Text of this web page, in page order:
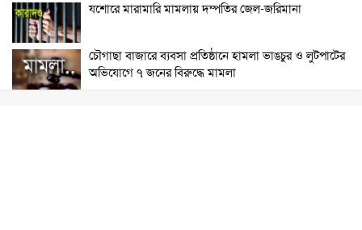
যশোরে মারামারি মামলায় দম্পতির জেল-জরিমানা
চৌগাছা বাজারে ব্যবসা প্রতিষ্ঠানে হামলা ভাঙচুর ও লুটপাটের
অভিযোগে ৭ জনের বিরুদ্ধে মামলা